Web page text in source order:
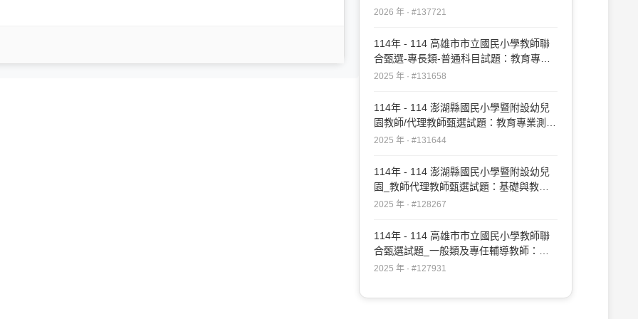
2026 年 · #137721
114年 - 114 高雄市市立國民小學教師聯
合甄選-專長類-普通科目試題：教育專業
#131658
2025 年 · #131658
114年 - 114 澎湖縣國民小學暨附設幼兒
園教師/代理教師甄選試題：教育專業測驗
#131644
2025 年 · #131644
114年 - 114 澎湖縣國民小學暨附設幼兒
園_教師代理教師甄選試題：基礎與教育
專業測驗#128267
2025 年 · #128267
114年 - 114 高雄市市立國民小學教師聯
合甄選試題_一般類及專任輔導教師：教
育專業#127931
2025 年 · #127931